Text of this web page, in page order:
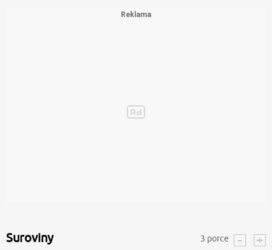
Suroviny 3 porce